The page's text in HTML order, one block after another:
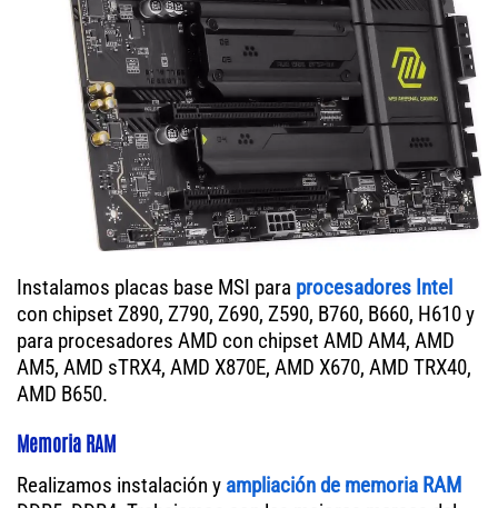
Instalamos placas base MSI para procesadores Intel
con chipset Z890, Z790, Z690, Z590, B760, B660, H610 y
para procesadores AMD con chipset AMD AM4, AMD
AM5, AMD sTRX4, AMD X870E, AMD X670, AMD TRX40,
AMD B650.
Memoria RAM
Realizamos instalación y ampliación de memoria RAM